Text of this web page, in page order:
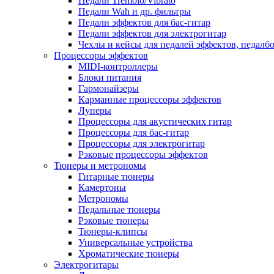
Педали Wah и др. фильтры
Педали эффектов для бас-гитар
Педали эффектов для электрогитар
Чехлы и кейсы для педалей эффектов,
Процессоры эффектов
MIDI-контроллеры
Блоки питания
Гармонайзеры
Карманные процессоры эффектов
Луперы
Процессоры для акустических гитар
Процессоры для бас-гитар
Процессоры для электрогитар
Рэковые процессоры эффектов
Тюнеры и метрономы
Гитарные тюнеры
Камертоны
Метрономы
Педальные тюнеры
Рэковые тюнеры
Тюнеры-клипсы
Универсальные устройства
Хроматические тюнеры
Электрогитары